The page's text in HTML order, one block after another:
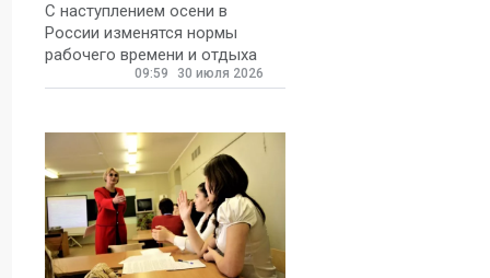
С наступлением осени в
России изменятся нормы
рабочего времени и отдыха
для автомобилистов.
09:59 30 июля 2026